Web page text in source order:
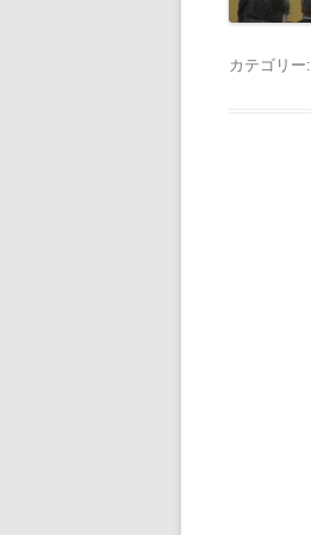
カテゴリー: